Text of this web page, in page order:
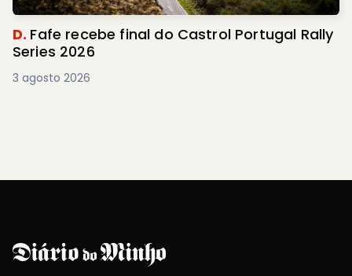
D. Fafe recebe final do Castrol Portugal Rally
Series 2026
3 agosto 2026